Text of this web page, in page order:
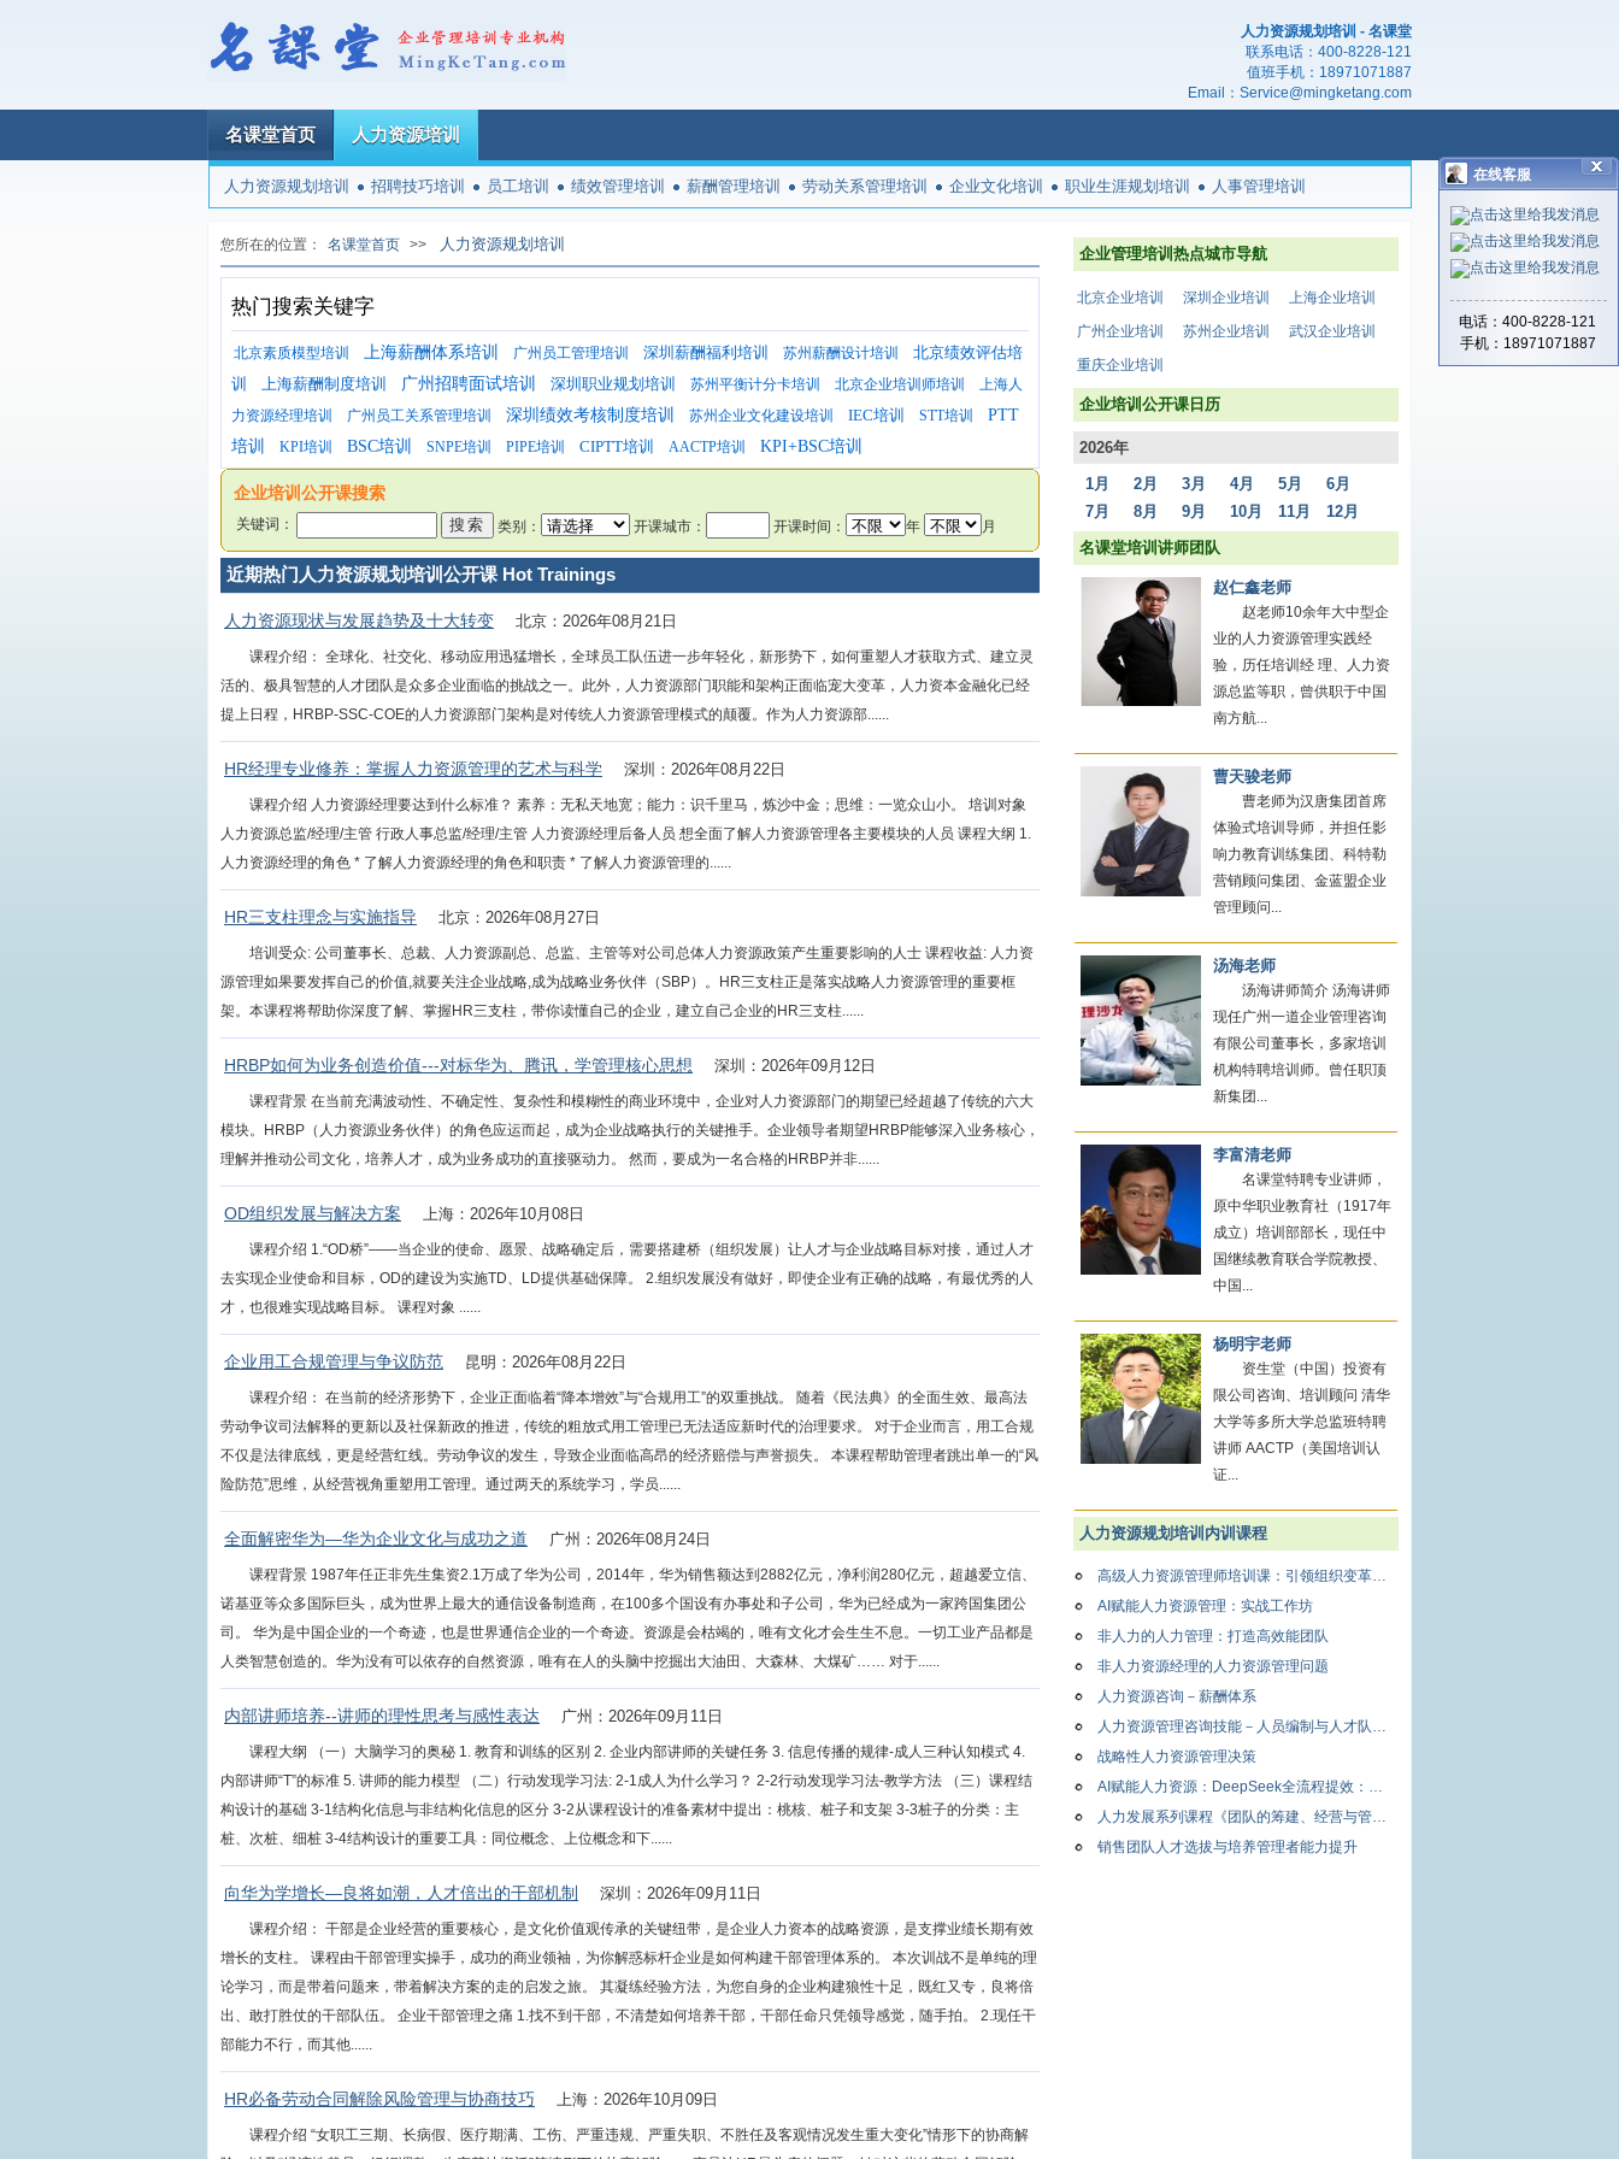
人力资源规划培训 - 名课堂
联系电话： 400-8228-121
值班手机： 18971071887
Email： Service@mingketang.com
名课堂首页 人力资源培训
人力资源规划培训 招聘技巧培训 员工培训 绩效管理培训 薪酬管理培训 劳动关系管理培训 企业文化培训 职业生涯规划培训 人事管理培训
您所在的位置： 名课堂首页 >> 人力资源规划培训
热门搜索关键字
北京素质模型培训 上海薪酬体系培训 广州员工管理培训 深圳薪酬福利培训 苏州薪酬设计培训
北京绩效评估培
训
上海薪酬制度培训 广州招聘面试培训 深圳职业规划培训 苏州平衡计分卡培训 北京企业培训师培训
上海人
力资源经理培训
广州员工关系管理培训 深圳绩效考核制度培训 苏州企业文化建设培训 IEC培训 STT培训
PTT
培训
KPI培训 BSC培训 SNPE培训 PIPE培训 CIPTT培训 AACTP培训 KPI+BSC培训
企业培训公开课搜索
关键词： 类别： 开课城市： 开课时间： 年 月
近期热门人力资源规划培训公开课 Hot Trainings
人力资源现状与发展趋势及十大转变 北京：2026年08月21日
课程介绍： 全球化、社交化、移动应用迅猛增长，全球员工队伍进一步年轻化，新形势下，如何重塑人才获取方式、建立灵
活的、极具智慧的人才团队是众多企业面临的挑战之一。此外，人力资源部门职能和架构正面临宠大变革，人力资本金融化已经
提上日程，HRBP-SSC-COE的人力资源部门架构是对传统人力资源管理模式的颠覆。作为人力资源部......
HR经理专业修养：掌握人力资源管理的艺术与科学 深圳：2026年08月22日
课程介绍 人力资源经理要达到什么标准？ 素养：无私天地宽；能力：识千里马，炼沙中金；思维：一览众山小。 培训对象
人力资源总监/经理/主管 行政人事总监/经理/主管 人力资源经理后备人员 想全面了解人力资源管理各主要模块的人员 课程大纲 1.
人力资源经理的角色 * 了解人力资源经理的角色和职责 * 了解人力资源管理的......
HR三支柱理念与实施指导 北京：2026年08月27日
培训受众: 公司董事长、总裁、人力资源副总、总监、主管等对公司总体人力资源政策产生重要影响的人士 课程收益: 人力资
源管理如果要发挥自己的价值,就要关注企业战略,成为战略业务伙伴（SBP）。HR三支柱正是落实战略人力资源管理的重要框
架。本课程将帮助你深度了解、掌握HR三支柱，带你读懂自己的企业，建立自己企业的HR三支柱......
HRBP如何为业务创造价值---对标华为、腾讯，学管理核心思想 深圳：2026年09月12日
课程背景 在当前充满波动性、不确定性、复杂性和模糊性的商业环境中，企业对人力资源部门的期望已经超越了传统的六大
模块。HRBP（人力资源业务伙伴）的角色应运而起，成为企业战略执行的关键推手。企业领导者期望HRBP能够深入业务核心，
理解并推动公司文化，培养人才，成为业务成功的直接驱动力。 然而，要成为一名合格的HRBP并非......
OD组织发展与解决方案 上海：2026年10月08日
课程介绍 1.“OD桥”——当企业的使命、愿景、战略确定后，需要搭建桥（组织发展）让人才与企业战略目标对接，通过人才
去实现企业使命和目标，OD的建设为实施TD、LD提供基础保障。 2.组织发展没有做好，即使企业有正确的战略，有最优秀的人
才，也很难实现战略目标。 课程对象 ......
企业用工合规管理与争议防范 昆明：2026年08月22日
课程介绍： 在当前的经济形势下，企业正面临着“降本增效”与“合规用工”的双重挑战。 随着《民法典》的全面生效、最高法
劳动争议司法解释的更新以及社保新政的推进，传统的粗放式用工管理已无法适应新时代的治理要求。 对于企业而言，用工合规
不仅是法律底线，更是经营红线。劳动争议的发生，导致企业面临高昂的经济赔偿与声誉损失。 本课程帮助管理者跳出单一的“风
险防范”思维，从经营视角重塑用工管理。通过两天的系统学习，学员......
全面解密华为—华为企业文化与成功之道 广州：2026年08月24日
课程背景 1987年任正非先生集资2.1万成了华为公司，2014年，华为销售额达到2882亿元，净利润280亿元，超越爱立信、
诺基亚等众多国际巨头，成为世界上最大的通信设备制造商，在100多个国设有办事处和子公司，华为已经成为一家跨国集团公
司。 华为是中国企业的一个奇迹，也是世界通信企业的一个奇迹。资源是会枯竭的，唯有文化才会生生不息。一切工业产品都是
人类智慧创造的。华为没有可以依存的自然资源，唯有在人的头脑中挖掘出大油田、大森林、大煤矿…… 对于......
内部讲师培养--讲师的理性思考与感性表达 广州：2026年09月11日
课程大纲 （一）大脑学习的奥秘 1. 教育和训练的区别 2. 企业内部讲师的关键任务 3. 信息传播的规律-成人三种认知模式 4.
内部讲师“T”的标准 5. 讲师的能力模型 （二）行动发现学习法: 2-1成人为什么学习？ 2-2行动发现学习法-教学方法 （三）课程结
构设计的基础 3-1结构化信息与非结构化信息的区分 3-2从课程设计的准备素材中提出：桃核、桩子和支架 3-3桩子的分类：主
桩、次桩、细桩 3-4结构设计的重要工具：同位概念、上位概念和下......
向华为学增长—良将如潮，人才倍出的干部机制 深圳：2026年09月11日
课程介绍： 干部是企业经营的重要核心，是文化价值观传承的关键纽带，是企业人力资本的战略资源，是支撑业绩长期有效
增长的支柱。 课程由干部管理实操手，成功的商业领袖，为你解惑标杆企业是如何构建干部管理体系的。 本次训战不是单纯的理
论学习，而是带着问题来，带着解决方案的走的启发之旅。 其凝练经验方法，为您自身的企业构建狼性十足，既红又专，良将倍
出、敢打胜仗的干部队伍。 企业干部管理之痛 1.找不到干部，不清楚如何培养干部，干部任命只凭领导感觉，随手拍。 2.现任干
部能力不行，而其他......
HR必备劳动合同解除风险管理与协商技巧 上海：2026年10月09日
课程介绍 “女职工三期、长病假、医疗期满、工伤、严重违规、严重失职、不胜任及客观情况发生重大变化”情形下的协商解
企业管理培训热点城市导航
北京企业培训 深圳企业培训
上海企业培训
广州企业培训
苏州企业培训
武汉企业培训
重庆企业培训
企业培训公开课日历
2026年
1月
2月 3月 4月 5月
6月
7月
8月 9月 10月 11月
12月
名课堂培训讲师团队
赵仁鑫老师
赵老师10余年大中型企
业的人力资源管理实践经
验，历任培训经 理、人力资
源总监等职，曾供职于中国
南方航...
曹天骏老师
曹老师为汉唐集团首席
体验式培训导师，并担任影
响力教育训练集团、科特勒
营销顾问集团、金蓝盟企业
管理顾问...
汤海老师
汤海讲师简介 汤海讲师
现任广州一道企业管理咨询
有限公司董事长，多家培训
机构特聘培训师。曾任职顶
新集团...
李富清老师
名课堂特聘专业讲师，
原中华职业教育社（1917年
成立）培训部部长，现任中
国继续教育联合学院教授、
中国...
杨明宇老师
资生堂（中国）投资有
限公司咨询、培训顾问 清华
大学等多所大学总监班特聘
讲师 AACTP（美国培训认
证...
人力资源规划培训内训课程
高级人力资源管理师培训课：引领组织变革与人才战略升级
AI赋能人力资源管理：实战工作坊
非人力的人力管理：打造高效能团队
非人力资源经理的人力资源管理问题
人力资源咨询－薪酬体系
人力资源管理咨询技能－人员编制与人才队伍建设方案设计
战略性人力资源管理决策
AI赋能人力资源：DeepSeek全流程提效：DeepSeek全流程提效
人力发展系列课程《团队的筹建、经营与管理》
销售团队人才选拔与培养管理者能力提升
在线客服
电话：400-8228-121
手机：18971071887